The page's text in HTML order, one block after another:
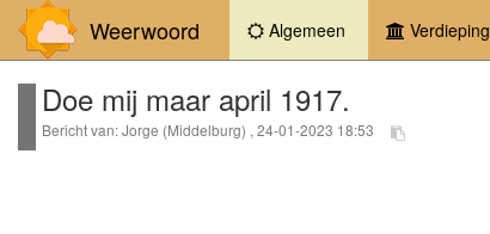
Weerwoord Algemeen (current)Verdieping
Doe mij maar april 1917.
Bericht van: Jorge (Middelburg) , 24-01-2023 18:53